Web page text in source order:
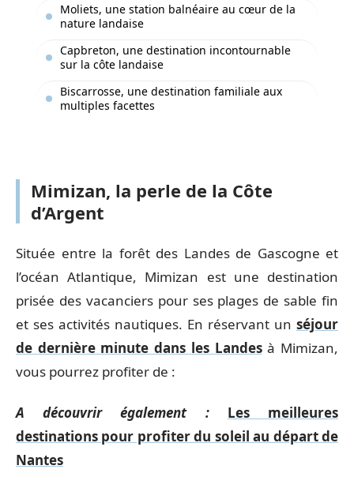
Moliets, une station balnéaire au cœur de la
nature landaise
Capbreton, une destination incontournable
sur la côte landaise
Biscarrosse, une destination familiale aux
multiples facettes
Mimizan, la perle de la Côte
d’Argent
Située entre la forêt des Landes de Gascogne et
l’océan Atlantique, Mimizan est une destination
prisée des vacanciers pour ses plages de sable fin
et ses activités nautiques. En réservant un séjour
de dernière minute dans les Landesà Mimizan,
vous pourrez profiter de :
A découvrir également :
Les meilleures
destinations pour profiter du soleil au départ de
Nantes